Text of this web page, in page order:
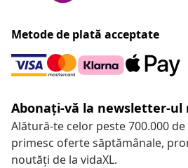
Metode de plată acceptate
Abonați-vă la newsletter-ul
Alătură-te celor peste 700.000
primesc oferte săptămânale,
noutăți de la vidaXL.